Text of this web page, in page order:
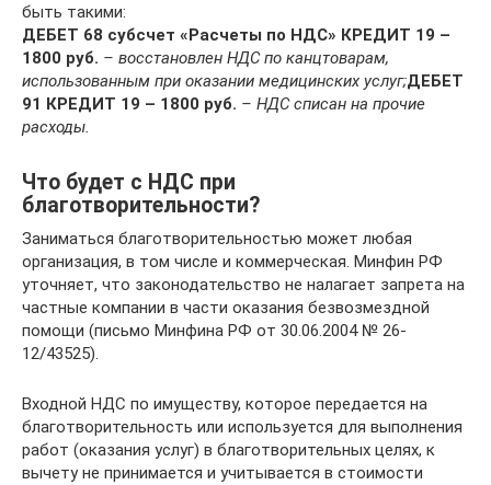
быть такими:
ДЕБЕТ 68 субсчет «Расчеты по НДС» КРЕДИТ 19 –
1800 руб. – восстановлен НДС по канцтоварам,
использованным при оказании медицинских услуг;ДЕБЕТ
91 КРЕДИТ 19 – 1800 руб. – НДС списан на прочие
расходы.
Что будет с НДС при
благотворительности?
Заниматься благотворительностью может любая
организация, в том числе и коммерческая. Минфин РФ
уточняет, что законодательство не налагает запрета на
частные компании в части оказания безвозмездной
помощи (письмо Минфина РФ от 30.06.2004 № 26-
12/43525).
Входной НДС по имуществу, которое передается на
благотворительность или используется для выполнения
работ (оказания услуг) в благотворительных целях, к
вычету не принимается и учитывается в стоимости